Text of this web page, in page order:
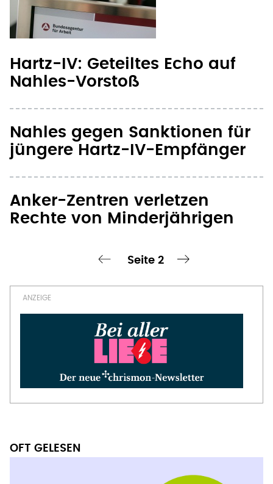
Hartz-IV: Geteiltes Echo auf
Nahles-Vorstoß
Nahles gegen Sanktionen für
jüngere Hartz-IV-Empfänger
Anker-Zentren verletzen
Rechte von Minderjährigen
Seite 2
nächste Seite ›
OFT GELESEN